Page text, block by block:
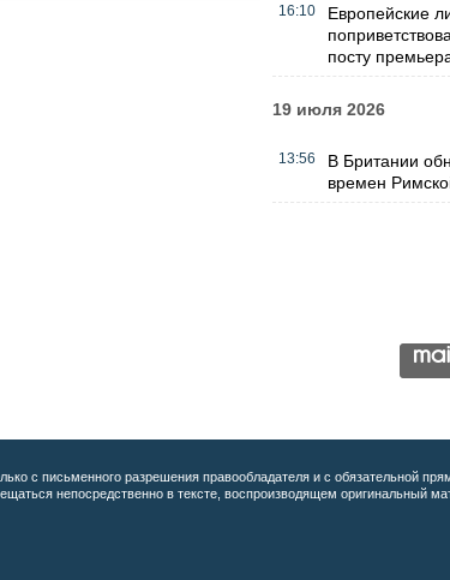
16:10
Европейские
посту
19 июля 2026
13:56
В Британии
времен
с письменного разрешения правообладателя и с обязательной
непосредственно в тексте, воспроизводящем оригинальный